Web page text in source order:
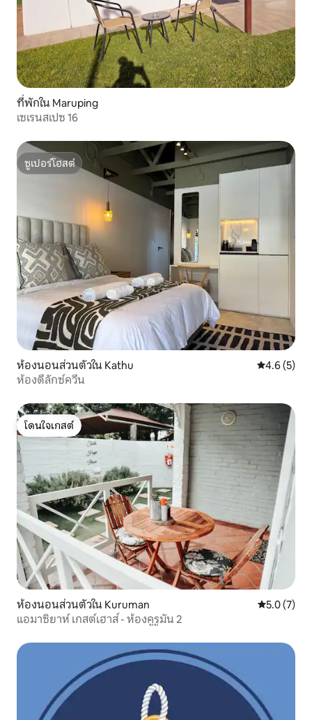
ที่พักใน Maruping
เซเรนสเปซ 16
ซูเปอร์โฮสต์
ซูเปอร์โฮสต์
ห้องนอนส่วนตัวใน Kathu คะแนนเฉลี่
4.6 (5)
ห้องดีลักซ์ควีน
โดนใจเกสต์
โดนใจเกสต์
ห้องนอนส่วนตัวใน Kuruman คะแนนเฉลี่
5.0 (7)
แอมาซิยาห์ เกสต์เฮาส์ - ห้องคูรูมัน 2